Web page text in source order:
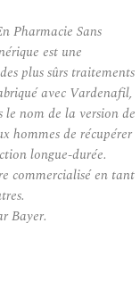
Pharmacie Sans
est une
plus sûrs traitements
avec Vardenafil,
nom de la version de
hommes de récupérer
longue-durée.
commercialisé en tant
Bayer.